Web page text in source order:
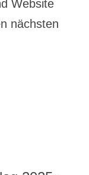
Website
nächsten